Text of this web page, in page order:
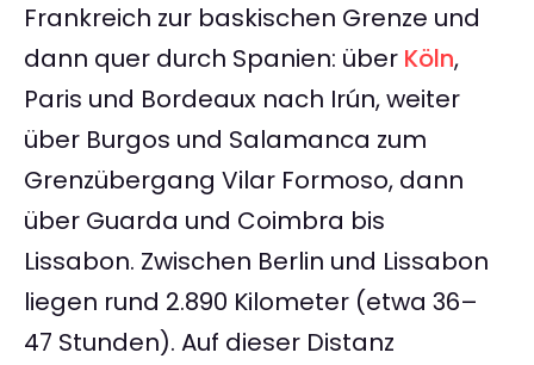
Frankreich zur baskischen Grenze und
dann quer durch Spanien: über Köln,
Paris und Bordeaux nach Irún, weiter
über Burgos und Salamanca zum
Grenzübergang Vilar Formoso, dann
über Guarda und Coimbra bis
Lissabon. Zwischen Berlin und Lissabon
liegen rund 2.890 Kilometer (etwa 36–
47 Stunden). Auf dieser Distanz